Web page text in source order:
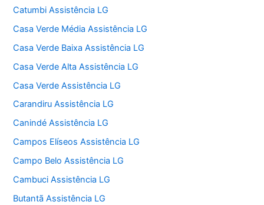
Catumbi Assistência LG
Casa Verde Média Assistência LG
Casa Verde Baixa Assistência LG
Casa Verde Alta Assistência LG
Casa Verde Assistência LG
Carandiru Assistência LG
Canindé Assistência LG
Campos Elíseos Assistência LG
Campo Belo Assistência LG
Cambuci Assistência LG
Butantã Assistência LG